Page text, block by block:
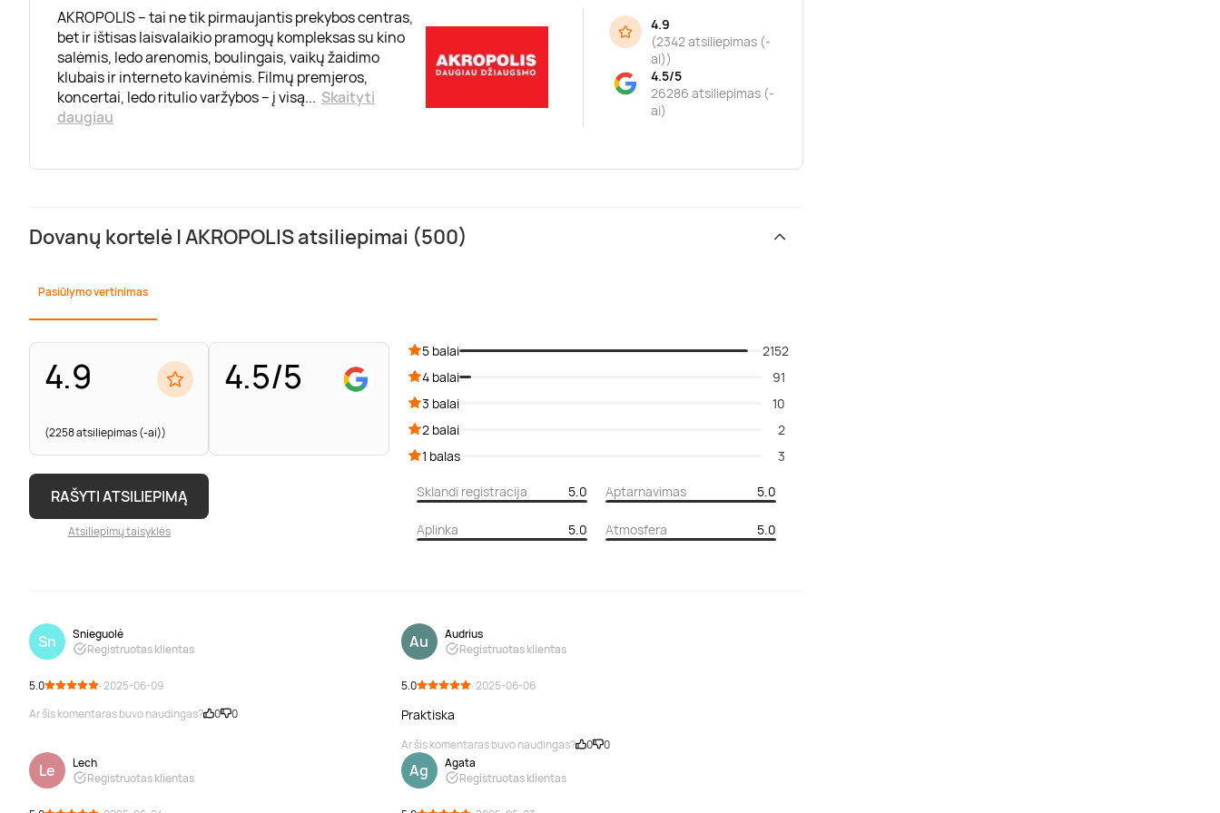
AKROPOLIS – tai ne tik pirmaujantis prekybos centras,
bet ir ištisas laisvalaikio pramogų kompleksas su kino
salėmis, ledo arenomis, boulingais, vaikų žaidimo
klubais ir interneto kavinėmis. Filmų premjeros,
koncertai, ledo ritulio varžybos – į visą... Skaityti
daugiau
4.9
(2342 atsiliepimas (-
ai))
4.5/5
26286 atsiliepimas (-
ai)
Dovanų kortelė | AKROPOLIS atsiliepimai (500)
Pasiūlymo vertinimas
4.9
(2258 atsiliepimas (-ai))
4.5/5
RAŠYTI ATSILIEPIMĄ
Atsiliepimų taisyklės
5 balai
2152
4 balai
91
3 balai
10
2 balai
2
1 balas
3
Sklandi registracija 5.0 Aptarnavimas 5.0
Aplinka 5.0 Atmosfera 5.0
Sn
Snieguolė
Registruotas klientas
5.0
· 2025-06-09
Ar šis komentaras buvo naudingas?
0 0
Au
Audrius
Registruotas klientas
5.0 · 2025-06-06
Praktiska
Ar šis komentaras buvo naudingas? 0 0
Le
Lech
Registruotas klientas
Ag
Agata
Registruotas klientas